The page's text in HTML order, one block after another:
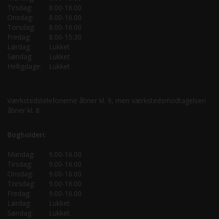
Tirsdag:
8.00-16.00
Onsdag:
8.00-16.00
Torsdag:
8.00-16.00
Fredag:
8.00-15.30
Lørdag:
Lukket
Søndag:
Lukket
Helligdage:
Lukket
Værkstedstelefonerne åbner kl. 9, men værkstedsmodtagelsen
åbner kl. 8.
Bogholderi:
Mandag:
9.00-16.00
Tirsdag:
9.00-16.00
Onsdag:
9.00-16.00
Torsdag:
9.00-16.00
Fredag:
9.00-16.00
Lørdag:
Lukket
Søndag:
Lukket